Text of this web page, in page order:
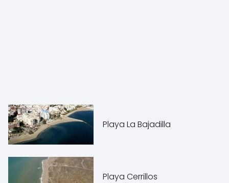
Playa La Bajadilla
Playa Cerrillos